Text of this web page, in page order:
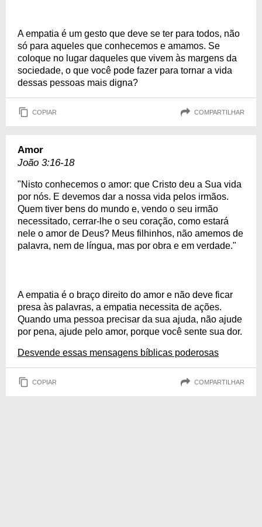
A empatia é um gesto que deve se ter para todos, não
só para aqueles que conhecemos e amamos. Se
coloque no lugar daqueles que vivem às margens da
sociedade, o que você pode fazer para tornar a vida
dessas pessoas mais digna?
COPIAR COMPARTILHAR
Amor
João 3:16-18
"Nisto conhecemos o amor: que Cristo deu a Sua vida
por nós. E devemos dar a nossa vida pelos irmãos.
Quem tiver bens do mundo e, vendo o seu irmão
necessitado, cerrar-lhe o seu coração, como estará
nele o amor de Deus? Meus filhinhos, não amemos de
palavra, nem de língua, mas por obra e em verdade."
A empatia é o braço direito do amor e não deve ficar
presa às palavras, a empatia necessita de ações.
Quando uma pessoa precisar da sua ajuda, não ajude
por pena, ajude pelo amor, porque você sente sua dor.
Desvende essas mensagens bíblicas poderosas
COPIAR COMPARTILHAR